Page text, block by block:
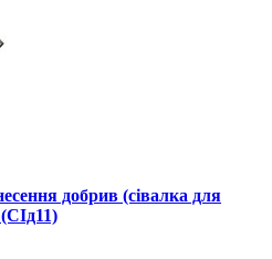
добрив (сівалка для